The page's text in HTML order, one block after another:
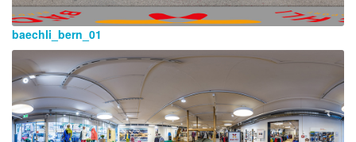
baechli_bern_01